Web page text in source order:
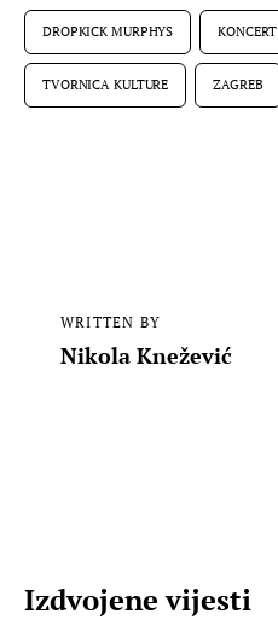
DROPKICK MURPHYS KONCERT
TVORNICA KULTURE ZAGREB
WRITTEN BY
Nikola Knežević
Izdvojene vijesti